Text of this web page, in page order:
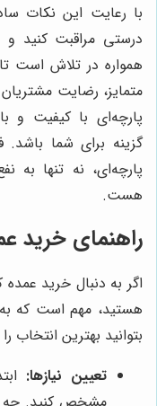
با رعایت این نکات
درستی مراقبت کنید
همواره در تلاش است
متمایز، رضایت
پارچه‌ای با کیفیت و
گزینه برای شما باشد.
پارچه‌ای، نه تنها به
هست.
راهنمای خرید
اگر به دنبال خرید
هستید، مهم است که
بتوانید بهترین انتخاب
تعیین نیازها:
مشخص کنید. چه